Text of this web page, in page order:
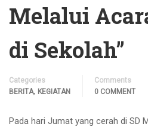
Melalui
di Sekolah”
Categories
BERITA, KEGIATAN
Comments
0 COMMENT
Pada hari Jumat yang cerah di SD